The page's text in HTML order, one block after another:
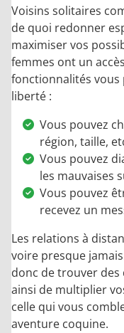
Voisins solitaires
de quoi redonner
maximiser vos
femmes ont un
fonctionnalités vous
liberté :
Vous pouvez
région, taille,
Vous pouvez
les mauvaises
Vous pouvez
recevez un
Les relations à
voire presque
donc de trouver des
ainsi de multiplier
celle qui vous
aventure coquine.